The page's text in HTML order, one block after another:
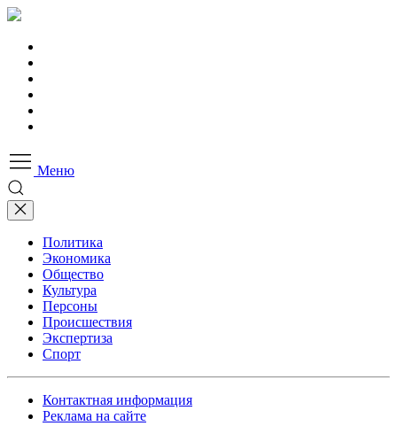
Меню
Политика
Экономика
Общество
Культура
Персоны
Происшествия
Экспертиза
Спорт
Контактная информация
Реклама на сайте